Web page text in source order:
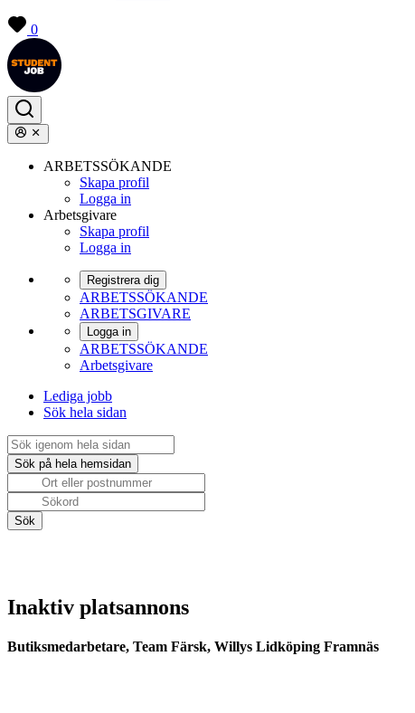
0
ARBETSSÖKANDE
Skapa profil
Logga in
Arbetsgivare
Skapa profil
Logga in
Registrera dig
ARBETSSÖKANDE
ARBETSGIVARE
Logga in
ARBETSSÖKANDE
Arbetsgivare
Lediga jobb
Sök hela sidan
Inaktiv platsannons
Butiksmedarbetare, Team Färsk, Willys Lidköping Framnäs